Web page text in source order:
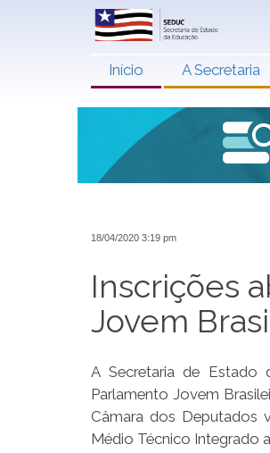
Início A Secretaria
18/04/2020 3:19 pm
Inscrições
Jovem
A Secretaria de Estado
Parlamento Jovem
Câmara dos Deputados
Médio Técnico Integrado